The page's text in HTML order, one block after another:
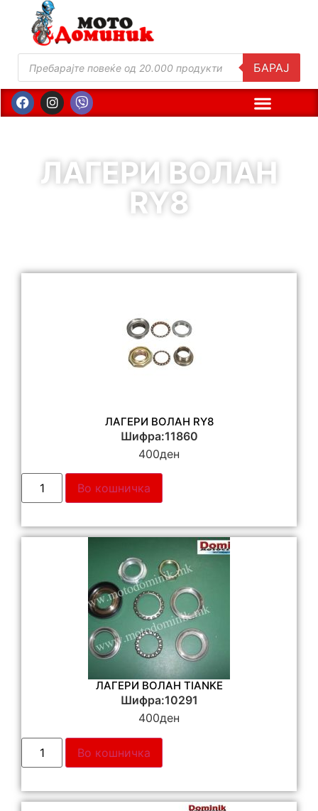
БАРАЈ
ЛАГЕРИ ВОЛАН
RY8
ЛАГЕРИ ВОЛАН RY8
Шифра:11860
400ден
Во кошничка
ЛАГЕРИ ВОЛАН TIANKE
Шифра:10291
400ден
Во кошничка